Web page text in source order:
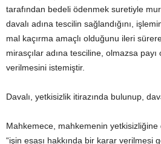
tarafından bedeli ödenmek suretiyle
davalı adına tescilin sağlandığını,
mal kaçırma amaçlı olduğunu ileri
mirasçılar adına tesciline, olmazsa
verilmesini istemiştir.
Davalı, yetkisizlik itirazında bulunup,
Mahkemece, mahkemenin
“işin esası hakkında bir karar verilmesi